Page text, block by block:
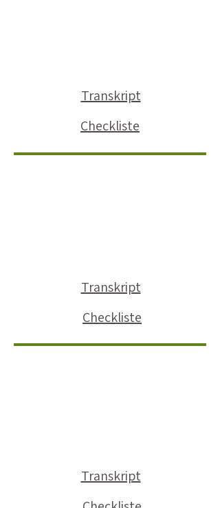
Transkript
Checkliste
Transkript
Checkliste
Transkript